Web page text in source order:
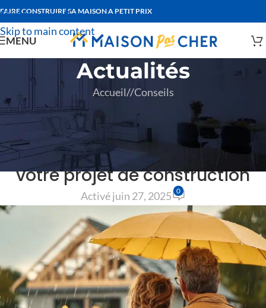
Skip to navigation
Skip to main content
FAIRE CONSTRUIRE SA MAISON A PETIT PRIX
MENU
Actualités
Accueil/ Conseils
La garantie de livraison : une
assurance essentielle pour
votre projet de construction
Activé juin 27, 2025 0